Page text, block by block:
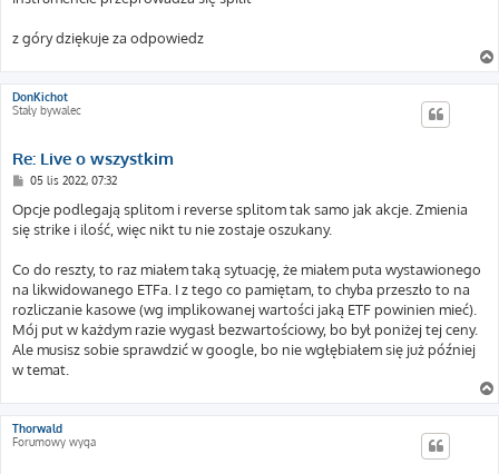
z góry dziękuje za odpowiedz
DonKichot
Stały bywalec
Re: Live o wszystkim
P
s
t
05 lis 2022, 07:32
Opcje podlegają splitom i reverse splitom tak samo jak akcje. Zmienia
się strike i ilość, więc nikt tu nie zostaje oszukany.
Co do reszty, to raz miałem taką sytuację, że miałem puta wystawionego
na likwidowanego ETFa. I z tego co pamiętam, to chyba przeszło to na
rozliczanie kasowe (wg implikowanej wartości jaką ETF powinien mieć).
Mój put w każdym razie wygasł bezwartościowy, bo był poniżej tej ceny.
Ale musisz sobie sprawdzić w google, bo nie wgłębiałem się już później
w temat.
Thorwald
Forumowy wyga